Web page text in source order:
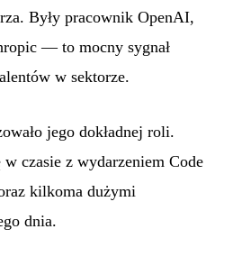
Były pracownik OpenAI,
— to mocny sygnał
w sektorze.
jego dokładnej roli.
w czasie z wydarzeniem Code
kilkoma dużymi
dnia.